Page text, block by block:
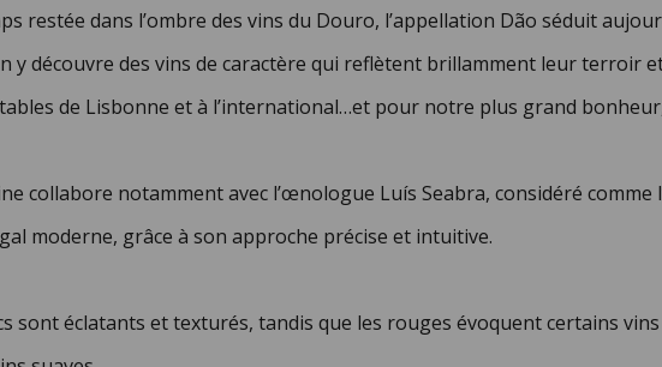
restée dans l’ombre des vins du Douro, l’appellation Dão séduit
y découvre des vins de caractère qui reflètent brillamment leur terroir
de Lisbonne et à l’international…et pour notre plus grand
collabore notamment avec l’œnologue Luís Seabra, considéré
moderne, grâce à son approche précise et intuitive.
sont éclatants et texturés, tandis que les rouges évoquent certains